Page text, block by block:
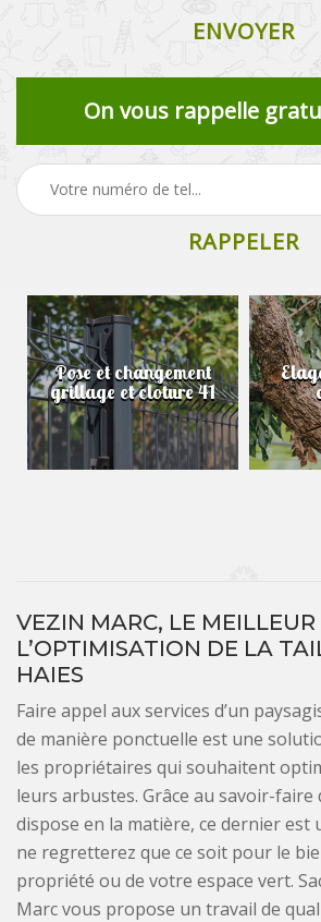
On vous rappelle
Pose et changement
grillage et cloture 41
VEZIN MARC, LE
L’OPTIMISATION DE LA
HAIES
Faire appel aux services d’un
de manière ponctuelle est une
les propriétaires qui souhaitent
leurs arbustes. Grâce au savoir-faire
dispose en la matière, ce dernier est
ne regretterez que ce soit pour le
propriété ou de votre espace vert.
Marc vous propose un travail de